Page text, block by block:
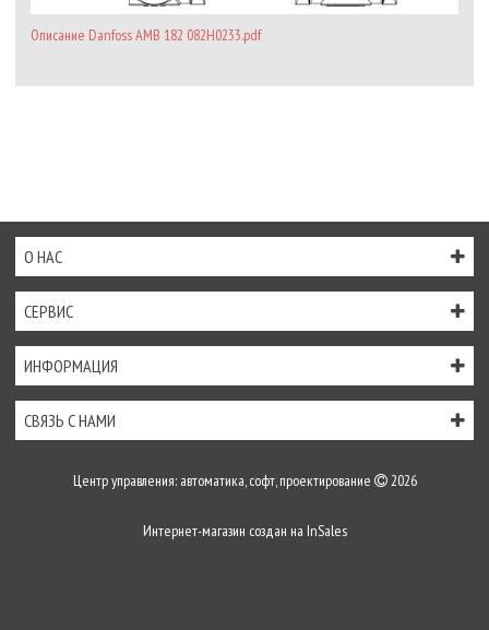
Описание Danfoss AMB 182 082H0233.pdf
О НАС
СЕРВИС
ИНФОРМАЦИЯ
СВЯЗЬ С НАМИ
Центр управления: автоматика, софт, проектирование 2026
Интернет-магазин создан на InSales